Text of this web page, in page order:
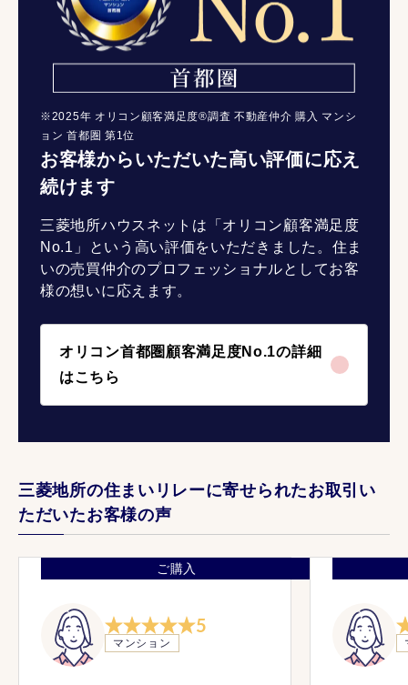
お客様からいただいた高い評価に応え
続けます
三菱地所ハウスネットは「オリコン顧客満足度
No.1」という高い評価をいただきました。住ま
いの売買仲介のプロフェッショナルとしてお客
様の想いに応えます。
オリコン首都圏顧客満足度No.1の詳細
はこちら
※2025年 オリコン顧客満足度®調査 不動産仲介 購入 マンシ
ョン 首都圏 第1位
三菱地所の住まいリレーに寄せられたお取引い
ただいたお客様の声
ご購入
5
マンション